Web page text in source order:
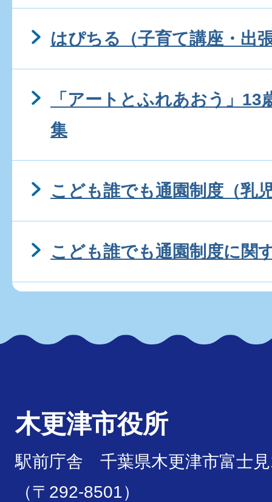
はぴちる（子育て講座・出
「アートとふれあおう」13
集
こども誰でも通園制度（乳
こども誰でも通園制度に関
木更津市役所
駅前庁舎 千葉県木更津市富士
（〒292-8501）